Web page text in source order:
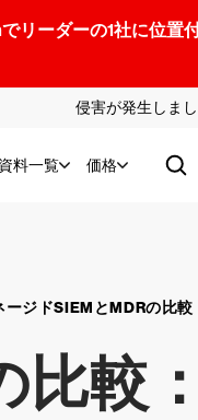
リーダーの1社に位置
侵害が発生しま
資料一覧 価格
ージドSIEMとMDRの比
比較